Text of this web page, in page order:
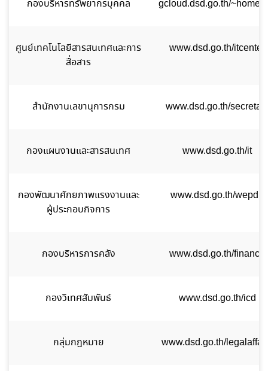
กองบริหารทรัพยากรบุคคล gcloud.dsd.go.th/
ศูนย์เทคโนโลยีสารสนเทศและการ
สื่อสาร
www.dsd.go.th/itcenter
สำนักงานเลขานุการกรม www.dsd.go.th/
กองแผนงานและสารสนเทศ www.dsd.go.th/it
กองพัฒนาศักยภาพแรงงานและ
ผู้ประกอบกิจการ
www.dsd.go.th/wepdp
กองบริหารการคลัง www.dsd.go.th/finance
กองวิเทศสัมพันธ์ www.dsd.go.th/icd
กลุ่มกฎหมาย www.dsd.go.th/